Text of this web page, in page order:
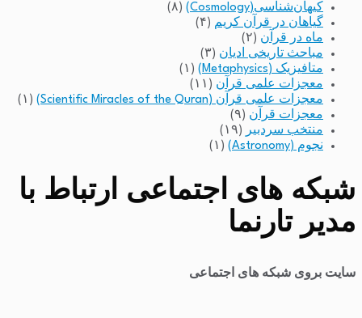
کیهان‌شناسی(Cosmology)
(۸)
گیاهان در قرآن کریم (۴)
ماه در قرآن (۲)
مباحث تاریخی ادیان (۳)
متافیزیک (Metaphysics)
(۱)
معجزات علمی قرآن (۱۱)
معجزات علمی قرآن (Scientific Miracles of the Quran)
(۱)
معجزات قرآن (۹)
منتخب سردبیر
(۱۹)
نجوم (Astronomy)
(۱)
شبکه های اجتماعی ارتباط با
مدیر تارنما
سایت بروی شبکه های اجتماعی